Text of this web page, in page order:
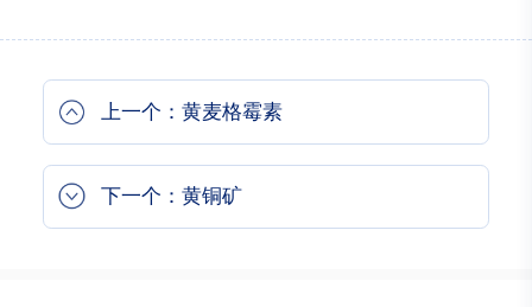
上一个：黄麦格霉素
下一个：黄铜矿